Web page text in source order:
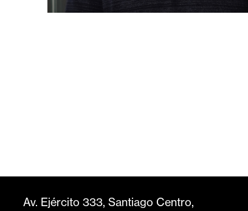
Av. Ejército 333, Santiago Centro,